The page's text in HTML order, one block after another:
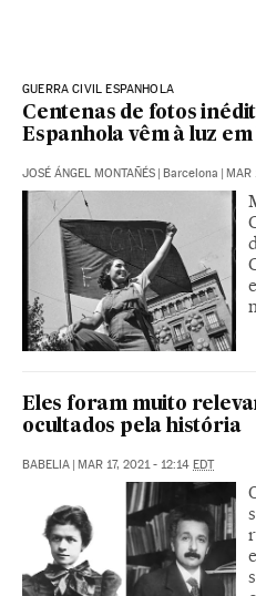
GUERRA CIVIL ESPANHOLA
Centenas de fotos
Espanhola vêm à luz
JOSÉ ÁNGEL MONTAÑÉS | Barcelona | MAR
Eles foram muito
ocultados pela história
BABELIA | MAR 17, 2021 - 12:14 EDT